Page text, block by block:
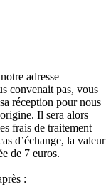
adresse
convenait pas, vous
réception pour nous
Il sera alors
frais de traitement
d’échange, la valeur
de 7 euros.
: